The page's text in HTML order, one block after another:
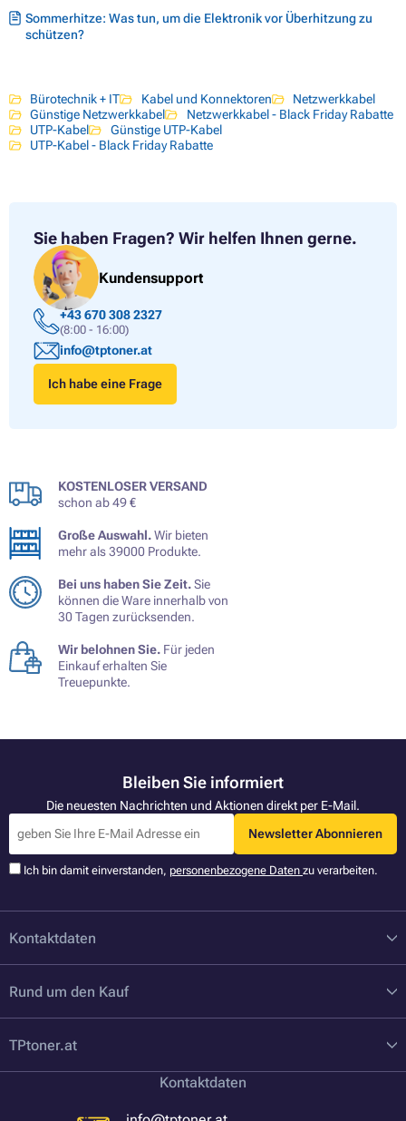
Sommerhitze: Was tun, um die Elektronik vor Überhitzung zu
schützen?
Bürotechnik + IT Kabel und Konnektoren
Netzwerkkabel
Günstige Netzwerkkabel
Netzwerkkabel - Black Friday Rabatte
UTP-Kabel
Günstige UTP-Kabel
UTP-Kabel - Black Friday Rabatte
Sie haben Fragen? Wir helfen Ihnen gerne.
Kundensupport
+43 670 308 2327
(8:00 - 16:00)
info@tptoner.at
Ich habe eine Frage
KOSTENLOSER VERSAND
schon ab 49 €
Große Auswahl.Wir bieten
mehr als 39000 Produkte.
Bei uns haben Sie Zeit.Sie
können die Ware innerhalb von
30 Tagen zurücksenden.
Wir belohnen Sie. Für jeden
Einkauf erhalten Sie
Treuepunkte.
Bleiben Sie informiert
Die neuesten Nachrichten und Aktionen direkt per E-Mail.
Newsletter Abonnieren
Ich bin damit einverstanden, personenbezogene Daten zu verarbeiten.
Kontaktdaten
Rund um den Kauf
TPtoner.at
Kontaktdaten